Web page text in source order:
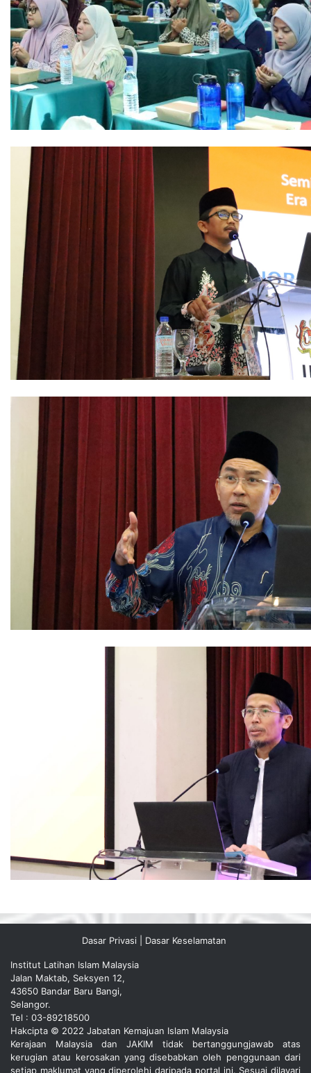
Dasar Privasi Dasar Keselamatan
Institut Latihan Islam Malaysia
Jalan Maktab, Seksyen 12,
43650 Bandar Baru Bangi,
Selangor.
Tel : 03-89218500
Hakcipta © 2022 Jabatan Kemajuan Islam Malaysia
Kerajaan Malaysia dan JAKIM tidak bertanggungjawab atas
kerugian atau kerosakan yang disebabkan oleh penggunaan dari
setiap maklumat yang diperolehi daripada portal ini. Sesuai dilayari